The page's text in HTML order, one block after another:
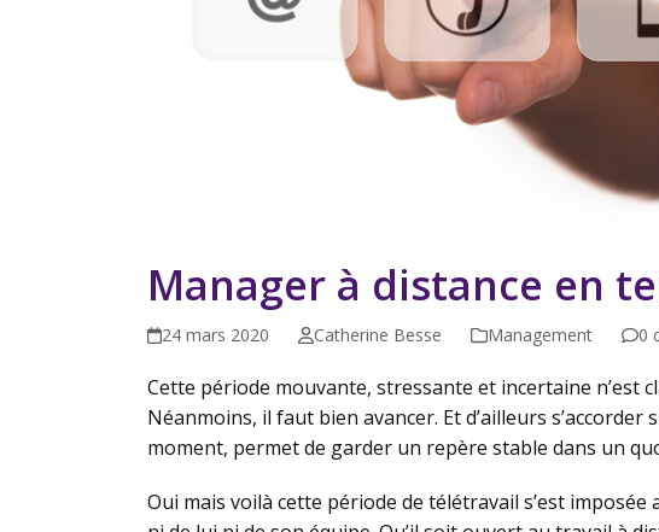
Manager à distance en
24 mars 2020 Catherine Besse Management 0
Cette période mouvante, stressante et incertaine n’est
Néanmoins, il faut bien avancer. Et d’ailleurs
moment, permet de garder un repère stable dans un
Oui mais voilà cette période de télétravail s’est